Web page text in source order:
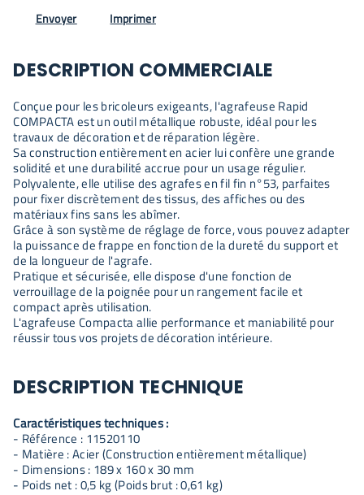
Envoyer
Imprimer
DESCRIPTION COMMERCIALE
Conçue pour les bricoleurs exigeants, l'agrafeuse Rapid
COMPACTA est un outil métallique robuste, idéal pour les
travaux de décoration et de réparation légère.
Sa construction entièrement en acier lui confère une grande
solidité et une durabilité accrue pour un usage régulier.
Polyvalente, elle utilise des agrafes en fil fin n°53, parfaites
pour fixer discrètement des tissus, des affiches ou des
matériaux fins sans les abîmer.
Grâce à son système de réglage de force, vous pouvez adapter
la puissance de frappe en fonction de la dureté du support et
de la longueur de l'agrafe.
Pratique et sécurisée, elle dispose d'une fonction de
verrouillage de la poignée pour un rangement facile et
compact après utilisation.
L'agrafeuse Compacta allie performance et maniabilité pour
réussir tous vos projets de décoration intérieure.
DESCRIPTION TECHNIQUE
Caractéristiques techniques :
- Référence : 11520110
- Matière : Acier (Construction entièrement métallique)
- Dimensions : 189 x 160 x 30 mm
- Poids net : 0,5 kg (Poids brut : 0,61 kg)